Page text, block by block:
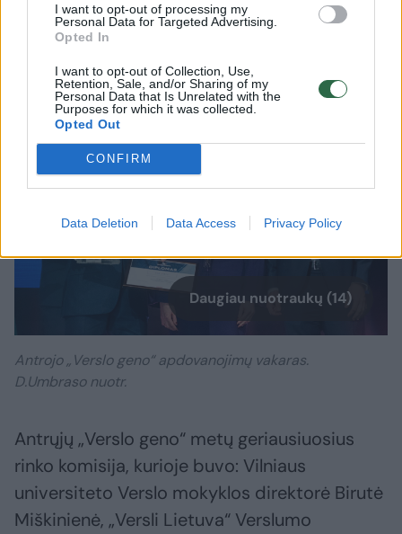
I want to opt-out of processing my
Personal Data for Targeted Advertising.
Opted In
I want to opt-out of Collection, Use,
Retention, Sale, and/or Sharing of my
Personal Data that Is Unrelated with the
Purposes for which it was collected.
Opted Out
CONFIRM
Data Deletion Data Access Privacy Policy
Žekanis. Jis savomis rankomis iš mažų kedro
medienos riekelių stato kanojas.
Daugiau nuotraukų (14)
Antrojo „Verslo geno“ apdovanojimų vakaras.
D.Umbraso nuotr.
Antrųjų „Verslo geno“ metų geriausiuosius
rinko komisija, kurioje buvo: Vilniaus
universiteto Verslo mokyklos direktorė Birutė
Miškinienė, „Versli Lietuva“ Verslumo